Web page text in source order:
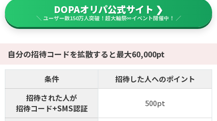
TORAオリパ
1周年記念イベント開催中！
新規登録限定で最大90％OFF
還元率110%超の限定ガチャが引ける！
TORAオリパ公式サイトを見る
DOPAオリパ公式サイト ❯
＼ ユーザー数150万人突破！超大輪祭∞イベント開催中！ ／
自分の招待コードを拡散すると最大60,000pt
条件
招待した人へのポイント
招待された人が
招待コード+SMS認証
500pt